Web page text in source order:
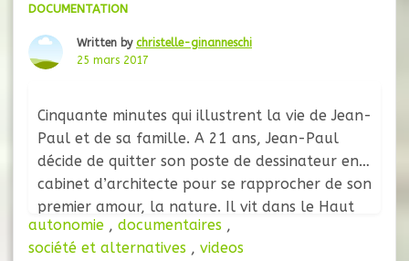
DOCUMENTATION
Written by christelle-ginanneschi
25 mars 2017
Cinquante minutes qui illustrent la vie de Jean-
Paul et de sa famille. A 21 ans, Jean-Paul
décide de quitter son poste de dessinateur en
cabinet d’architecte pour se rapprocher de son
premier amour, la nature. Il vit dans le Haut
Jura, avec sa compagne accompagnée de ses
deux enfants, dans une maison qu’il occupe à
autonomie , documentaires ,
société et alternatives , videos